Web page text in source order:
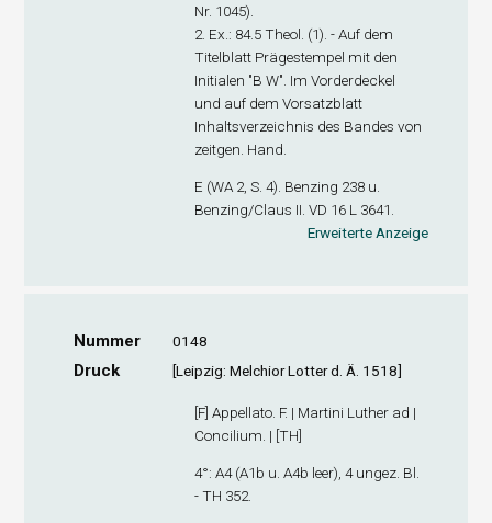
Nr. 1045).
2. Ex .: 84.5 Theol. (1). - Auf dem
Titelblatt Prägestempel mit den
Initialen "B W". Im Vorderdeckel
und auf dem Vorsatzblatt
Inhaltsverzeichnis des Bandes von
zeitgen. Hand.
E (WA 2, S. 4). Benzing 238 u.
Benzing/Claus II. VD 16 L 3641.
Erweiterte Anzeige
Nummer 0148
Druck [Leipzig: Melchior Lotter d. Ä. 1518]
[F] Appellato. F. | Martini Luther ad |
Concilium. | [TH]
4°: A4(A1b u. A4b leer), 4 ungez. Bl.
- TH 352.